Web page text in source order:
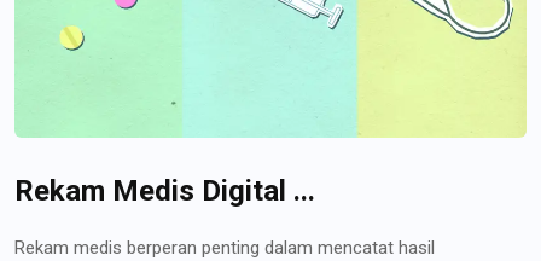
Rekam Medis Digital ...
Rekam medis berperan penting dalam mencatat hasil